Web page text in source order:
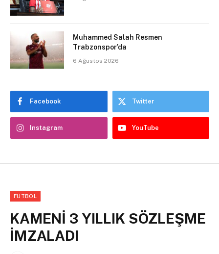
Muhammed Salah Resmen
Trabzonspor’da
6 Ağustos 2026
Facebook Twitter
Instagram YouTube
FUTBOL
KAMENİ 3 YILLIK SÖZLEŞME
İMZALADI